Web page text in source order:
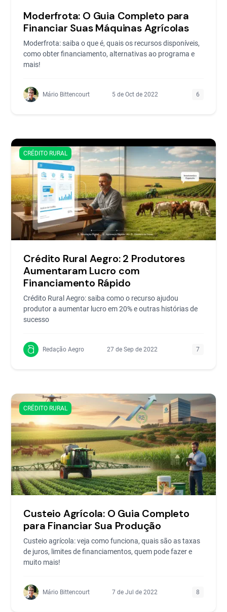
Moderfrota: O Guia Completo para
Financiar Suas Máquinas Agrícolas
Moderfrota: saiba o que é, quais os recursos disponíveis,
como obter financiamento, alternativas ao programa e
mais!
Mário Bittencourt 5 de Oct de 2022 6
CRÉDITO RURAL
Crédito Rural Aegro: 2 Produtores
Aumentaram Lucro com
Financiamento Rápido
Crédito Rural Aegro: saiba como o recurso ajudou
produtor a aumentar lucro em 20% e outras histórias de
sucesso
Redação Aegro 27 de Sep de 2022 7
CRÉDITO RURAL
Custeio Agrícola: O Guia Completo
para Financiar Sua Produção
Custeio agrícola: veja como funciona, quais são as taxas
de juros, limites de financiamentos, quem pode fazer e
muito mais!
Mário Bittencourt 7 de Jul de 2022 8